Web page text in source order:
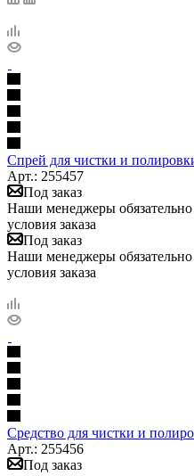
Спрей для чистки и
Арт.: 255457
Под заказ
Наши менеджеры
условия заказа
Под заказ
Наши менеджеры
условия заказа
Средство для чистки и
Арт.: 255456
Под заказ